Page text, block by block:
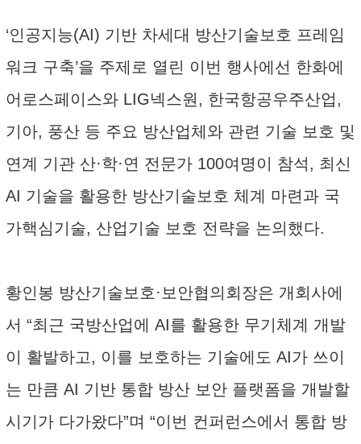
‘인공지능(AI) 기반 차세대 방산기술보호 프레임
워크 구축’을 주제로 열린 이번 행사에선 한화에
어로스페이스와 LIG넥스원, 한국항공우주산업,
기아, 풍산 등 주요 방산업체와 관련 기술 보호 및
연계 기관 산·학·연 전문가 100여명이 참석, 최신
AI 기술을 활용한 방산기술보호 체계 마련과 국
가핵심기술, 산업기술 보호 전략을 논의했다.
황인봉 방산기술보호·보안협의회장은 개회사에
서 “최근 국방산업에 AI를 활용한 무기체계 개발
이 활발하고, 이를 보호하는 기술에도 AI가 쓰이
는 만큼 AI 기반 통합 방산 보안 플랫폼을 개발할
시기가 다가왔다”며 “이번 컨퍼런스에서 통합 방